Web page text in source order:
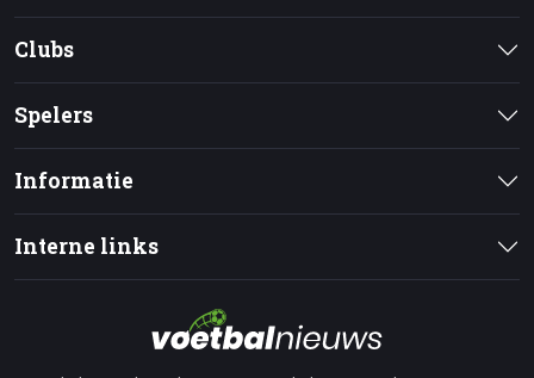
Clubs
Spelers
Informatie
Interne links